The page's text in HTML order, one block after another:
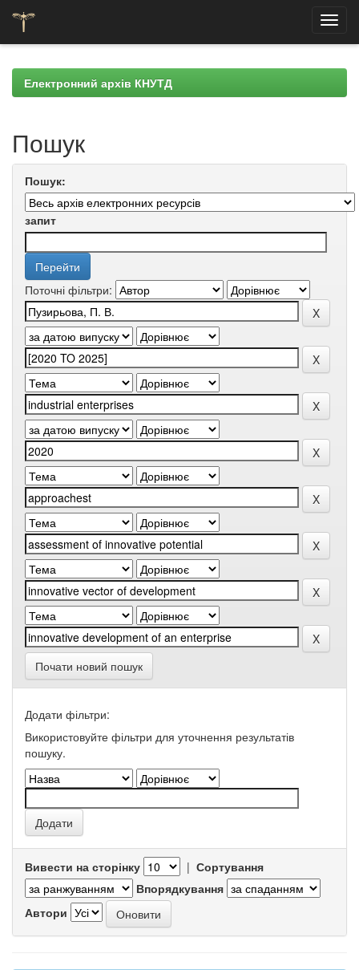
navigationЕлектронний архів КНУТД
Пошук
Пошук:
запит
Поточні фільтри:
Почати новий пошук
Додати фільтри:
Використовуйте фільтри для уточнення результатів
пошуку.
Вивести на сторінку | Сортування
Впорядкування
Автори